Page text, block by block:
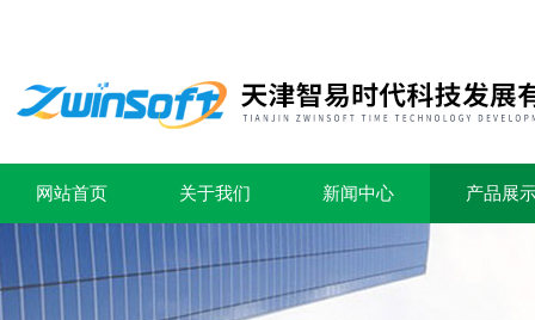
网站首页 关于我们 新闻中心 产品展